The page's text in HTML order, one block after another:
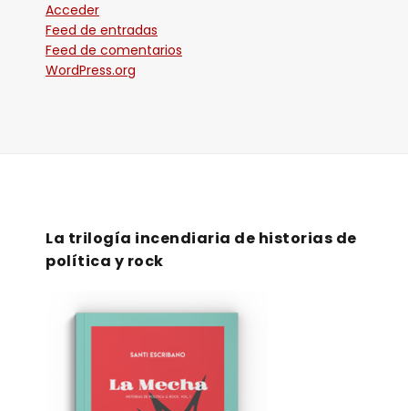
Acceder
Feed de entradas
Feed de comentarios
WordPress.org
La trilogía incendiaria de historias de
política y rock